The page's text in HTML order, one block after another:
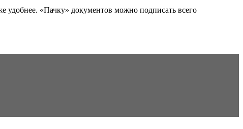
«Пачку» документов можно подписать всего